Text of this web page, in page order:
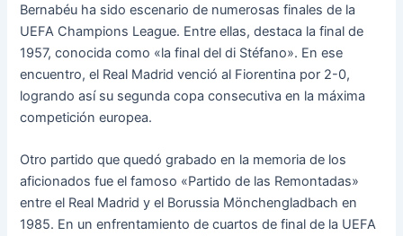
Bernabéu ha sido escenario de numerosas finales de la
UEFA Champions League. Entre ellas, destaca la final de
1957, conocida como «la final del di Stéfano». En ese
encuentro, el Real Madrid venció al Fiorentina por 2-0,
logrando así su segunda copa consecutiva en la máxima
competición europea.
Otro partido que quedó grabado en la memoria de los
aficionados fue el famoso «Partido de las Remontadas»
entre el Real Madrid y el Borussia Mönchengladbach en
1985. En un enfrentamiento de cuartos de final de la UEFA